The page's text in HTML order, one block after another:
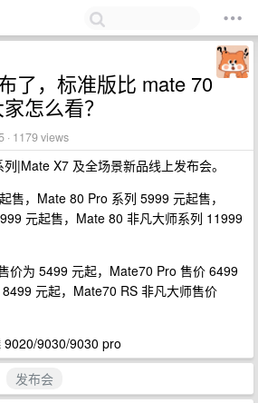
了，标准版比 mate 70
怎么看？
· 1179 views
|Mate X7 及全场景新品线上发布会。
售，Mate 80 Pro 系列 5999 元起售，
元起售，Mate 80 非凡大师系列 11999
价为 5499 元起，Mate70 Pro 售价 6499
元起，Mate70 RS 非凡大师售价
9020/9030/9030 pro
发布会